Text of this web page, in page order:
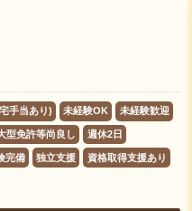
手当あり) 未経験OK 未経験歓迎
型免許等尚良し 週休2日
完備 独立支援 資格取得支援あり